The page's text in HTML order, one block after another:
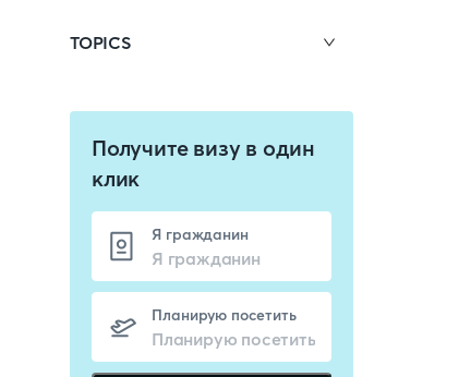
TOPICS
Получите визу в один
клик
Я гражданин
Планирую посетить